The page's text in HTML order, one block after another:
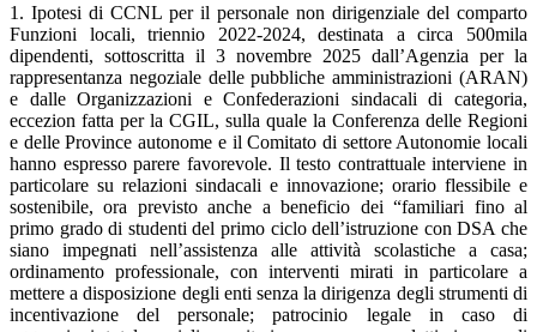
1. Ipotesi di CCNL per il personale non dirigenziale del comparto
Funzioni locali, triennio 2022-2024, destinata a circa 500mila
dipendenti, sottoscritta il 3 novembre 2025 dall’Agenzia per la
rappresentanza negoziale delle pubbliche amministrazioni (ARAN)
e dalle Organizzazioni e Confederazioni sindacali di categoria,
eccezion fatta per la CGIL, sulla quale la Conferenza delle Regioni
e delle Province autonome e il Comitato di settore Autonomie locali
hanno espresso parere favorevole. Il testo contrattuale interviene in
particolare su relazioni sindacali e innovazione; orario flessibile e
sostenibile, ora previsto anche a beneficio dei “familiari fino al
primo grado di studenti del primo ciclo dell’istruzione con DSA che
siano impegnati nell’assistenza alle attività scolastiche a casa;
ordinamento professionale, con interventi mirati in particolare a
mettere a disposizione degli enti senza la dirigenza degli strumenti di
incentivazione del personale; patrocinio legale in caso di